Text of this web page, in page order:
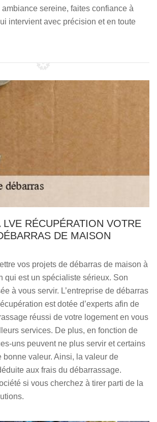
sereine, faites confiance à
intervient avec précision et en toute
LVE RÉCUPÉRATION VOTRE
DE MAISON
vos projets de débarras de maison à
qui est un spécialiste sérieux. Son
à vous servir. L’entreprise de débarras
est dotée d’experts afin de
réussi de votre logement en vous
services. De plus, en fonction de
uns peuvent ne plus servir et certains
bonne valeur. Ainsi, la valeur de
aux frais du débarrassage.
si vous cherchez à tirer parti de la